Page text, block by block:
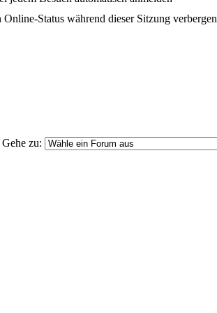
Online-Status während dieser Sitzung verbergen
Gehe zu: